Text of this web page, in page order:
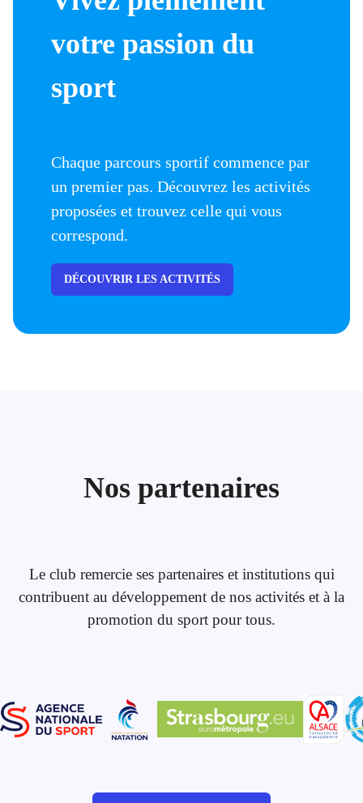
votre passion du
sport
Chaque parcours sportif commence par
un premier pas. Découvrez les activités
proposées et trouvez celle qui vous
correspond.
DÉCOUVRIR LES ACTIVITÉS
Nos partenaires
Le club remercie ses partenaires et institutions qui
contribuent au développement de nos activités et à la
promotion du sport pour tous.